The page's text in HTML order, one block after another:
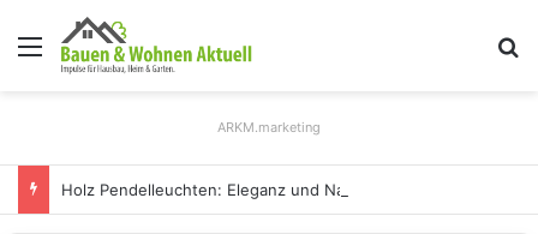
Menü
ARKM.marketing